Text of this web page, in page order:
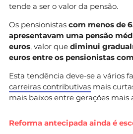
tende a ser o valor da pensão.
Os pensionistas com menos de
apresentavam uma pensão
euros, valor que diminui
euros entre os pensionistas
Esta tendência deve-se a vários
carreiras contributivas mais
mais baixos entre gerações mais
Reforma antecipada ainda é